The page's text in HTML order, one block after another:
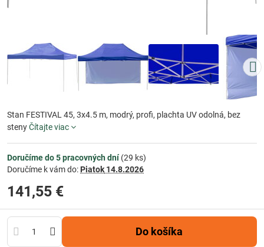
Stan FESTIVAL 45, 3x4.5 m, modrý, profi, plachta UV odolná, bez
stenyČítajte viac
Doručíme do 5 pracovných dní(29 ks)
Doručíme k vám do: Piatok 14.8.2026
141,55 €
Do košíka